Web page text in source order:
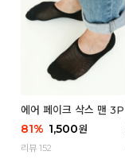
에어 페이크 삭스 맨 3P
81% 1,500원
리뷰 152